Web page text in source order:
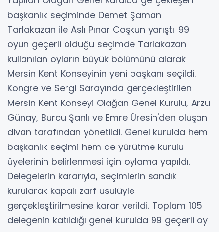
başkanlık seçiminde Demet Şaman
Tarlakazan ile Aslı Pınar Coşkun yarıştı. 99
oyun geçerli olduğu seçimde Tarlakazan
kullanılan oyların büyük bölümünü alarak
Mersin Kent Konseyinin yeni başkanı seçildi.
Kongre ve Sergi Sarayında gerçekleştirilen
Mersin Kent Konseyi Olağan Genel Kurulu, Arzu
Günay, Burcu Şanlı ve Emre Üresin'den oluşan
divan tarafından yönetildi. Genel kurulda hem
başkanlık seçimi hem de yürütme kurulu
üyelerinin belirlenmesi için oylama yapıldı.
Delegelerin kararıyla, seçimlerin sandık
kurularak kapalı zarf usulüyle
gerçekleştirilmesine karar verildi. Toplam 105
delegenin katıldığı genel kurulda 99 geçerli oy